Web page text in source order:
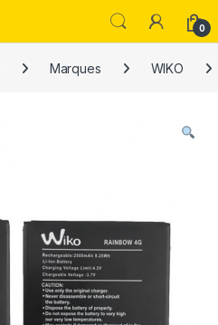
0
Marques WIKO